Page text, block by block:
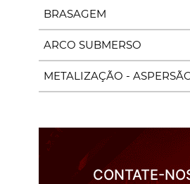
BRASAGEM
ARCO SUBMERSO
METALIZAÇÃO -
CONTATE-